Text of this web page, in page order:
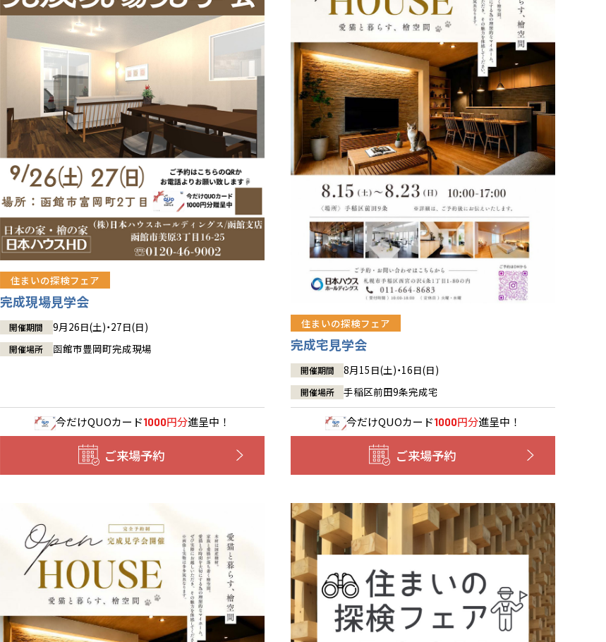
住まいの探検フェア
完成現場見学会
開催期間 9月26日(土)・27日(日)
開催場所 函館市豊岡町完成現場
今だけQUOカード1000円分進呈中！
ご来場予約
住まいの探検フェア
完成宅見学会
開催期間 8月15日(土)・16日(日)
開催場所 手稲区前田9条完成宅
今だけQUOカード1000円分進呈中！
ご来場予約
高知
沖縄